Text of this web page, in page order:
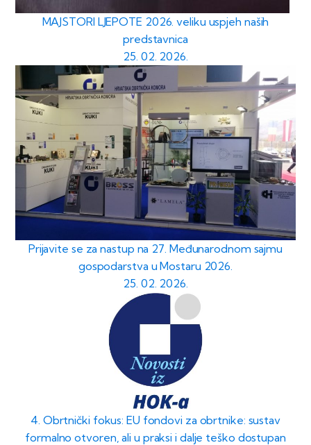
MAJSTORI LJEPOTE 2026. veliku uspjeh naših
predstavnica
25. 02. 2026.
Prijavite se za nastup na 27. Međunarodnom sajmu
gospodarstva u Mostaru 2026.
25. 02. 2026.
4. Obrtnički fokus: EU fondovi za obrtnike: sustav
formalno otvoren, ali u praksi i dalje teško dostupan